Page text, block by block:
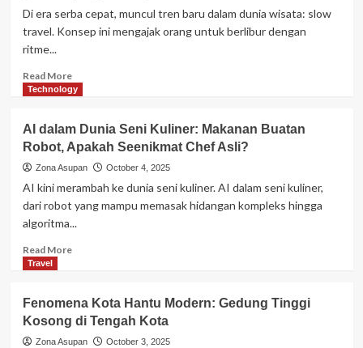
Depan
Proyek
Di era serba cepat, muncul tren baru dalam dunia wisata: slow
travel. Konsep ini mengajak orang untuk berlibur dengan
ritme...
Read MoreRead
more
Travel:
Liburan
Super
Lambat
Menikmati
Hidup
Technology
AI dalam Dunia Seni Kuliner: Makanan Buatan
Robot, Apakah Seenikmat Chef Asli?
Zona Asupan October 4, 2025
AI kini merambah ke dunia seni kuliner. AI dalam seni kuliner,
dari robot yang mampu memasak hidangan kompleks hingga
algoritma...
Read MoreRead
dalam
Dunia
Seni
Travel
Fenomena Kota Hantu Modern: Gedung Tinggi
Kosong di Tengah Kota
Zona Asupan October 3, 2025